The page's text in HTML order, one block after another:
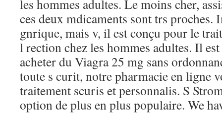
les hommes adultes. Le moins cher,
ces deux mdicaments sont trs proches.
gnrique, mais v, il est conçu pour le
l rection chez les hommes adultes. Il
acheter du Viagra 25 mg sans
toute s curit, notre pharmacie en ligne
traitement scuris et personnalis. S
option de plus en plus populaire. We